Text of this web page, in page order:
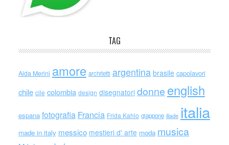
TAG
Alda Merini amore architetti argentina brasile capolavori
chile cile colombia design disegnatori donne english
espana fotografia Francia Frida Kahlo giappone iliade italia
made in italy messico mestieri d' arte moda musica